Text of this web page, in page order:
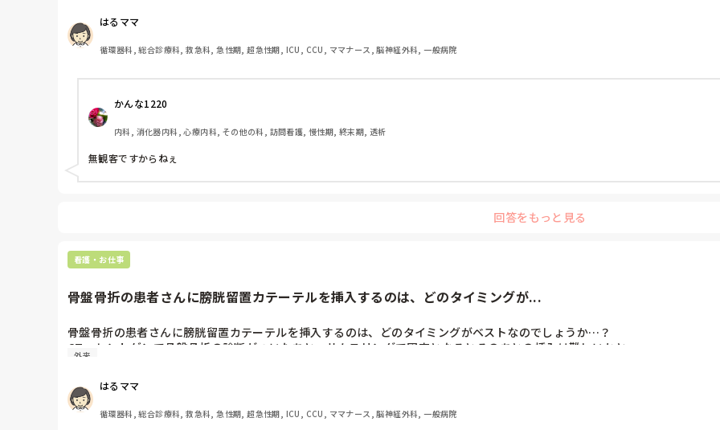
はるママ
循環器科, 総合診療科, 救急科, 急性期, 超急性期, ICU, CCU, ママナース, 脳神経外科, 一般病院
かんな1220
内科, 消化器内科, 心療内科, その他の科, 訪問看護, 慢性期, 終末期, 透析
無観客ですからねぇ
回答をもっと見る
看護・お仕事
骨盤骨折の患者さんに膀胱留置カテーテルを挿入するのは、どのタイミングが...
骨盤骨折の患者さんに膀胱留置カテーテルを挿入するのは、どのタイミングがベストなのでしょうか…？
CTorレントゲンで骨盤骨折の診断がついたあと、サムスリングで固定となるとそのあとの挿入は難しいかと…
外来
はるママ
循環器科, 総合診療科, 救急科, 急性期, 超急性期, ICU, CCU, ママナース, 脳神経外科, 一般病院